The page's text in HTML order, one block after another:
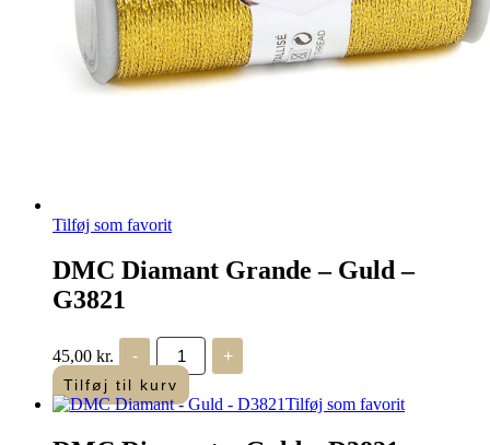
Tilføj som favorit
DMC Diamant Grande – Guld –
G3821
45,00 kr. -
DMC
Diamant
Grande
-
Guld
+
Tilføj til kurv
Tilføj som favorit